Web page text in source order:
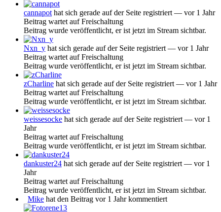
cannapot hat sich gerade auf der Seite registriert — vor 1 Jahr
Beitrag wartet auf Freischaltung
Beitrag wurde veröffentlicht, er ist jetzt im Stream sichtbar.
Nxn_y hat sich gerade auf der Seite registriert — vor 1 Jahr
Beitrag wartet auf Freischaltung
Beitrag wurde veröffentlicht, er ist jetzt im Stream sichtbar.
zCharline hat sich gerade auf der Seite registriert — vor 1 Jahr
Beitrag wartet auf Freischaltung
Beitrag wurde veröffentlicht, er ist jetzt im Stream sichtbar.
weissesocke hat sich gerade auf der Seite registriert — vor 1
Jahr
Beitrag wartet auf Freischaltung
Beitrag wurde veröffentlicht, er ist jetzt im Stream sichtbar.
dankuster24 hat sich gerade auf der Seite registriert — vor 1
Jahr
Beitrag wartet auf Freischaltung
Beitrag wurde veröffentlicht, er ist jetzt im Stream sichtbar.
Mike hat den Beitrag vor 1 Jahr kommentiert